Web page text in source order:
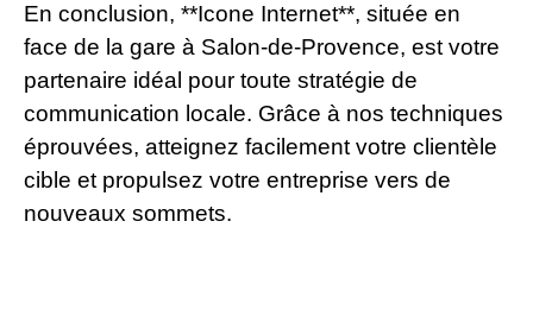
En conclusion, **Icone Internet**, située en
face de la gare à Salon-de-Provence, est votre
partenaire idéal pour toute stratégie de
communication locale. Grâce à nos techniques
éprouvées, atteignez facilement votre clientèle
cible et propulsez votre entreprise vers de
nouveaux sommets.